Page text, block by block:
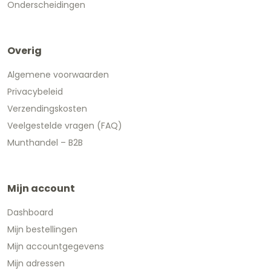
Onderscheidingen
Overig
Algemene voorwaarden
Privacybeleid
Verzendingskosten
Veelgestelde vragen (FAQ)
Munthandel – B2B
Mijn account
Dashboard
Mijn bestellingen
Mijn accountgegevens
Mijn adressen